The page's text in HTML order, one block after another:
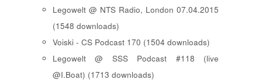
Legowelt @ NTS Radio, London 07.04.2015
(1548 downloads)
Voiski - CS Podcast 170 (1504 downloads)
Legowelt @ SSS Podcast #118 (live
@I.Boat) (1713 downloads)